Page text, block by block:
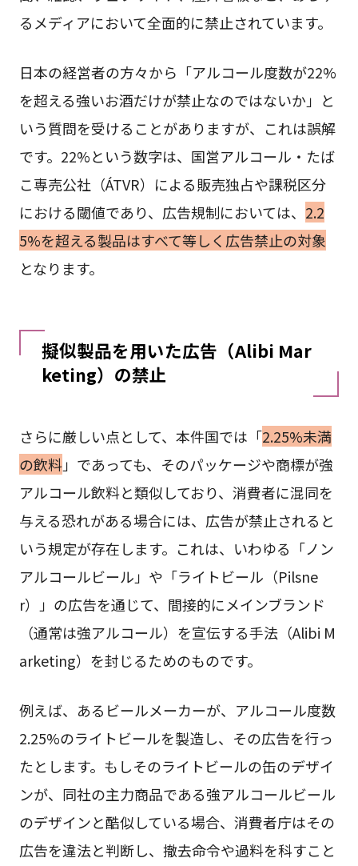
るメディアにおいて全面的に禁止されています。
日本の経営者の方々から「アルコール度数が22%
を超える強いお酒だけが禁止なのではないか」と
いう質問を受けることがありますが、これは誤解
です。22%という数字は、国営アルコール・たば
こ専売公社（ÁTVR）による販売独占や課税区分
における閾値であり、広告規制においては、 2.2
5%を超える製品はすべて等しく広告禁止の対象
となります。
擬似製品を用いた広告（Alibi Mar
keting）の禁止
さらに厳しい点として、本件国では「2.25%未満
の飲料」であっても、そのパッケージや商標が強
アルコール飲料と類似しており、消費者に混同を
与える恐れがある場合には、広告が禁止されると
いう規定が存在します。これは、いわゆる「ノン
アルコールビール」や「ライトビール（Pilsne
r）」の広告を通じて、間接的にメインブランド
（通常は強アルコール）を宣伝する手法（Alibi M
arketing）を封じるためのものです。
例えば、あるビールメーカーが、アルコール度数
2.25%のライトビールを製造し、その広告を行っ
たとします。もしそのライトビールの缶のデザイ
ンが、同社の主力商品である強アルコールビール
のデザインと酷似している場合、消費者庁はその
広告を違法と判断し、撤去命令や過料を科すこと